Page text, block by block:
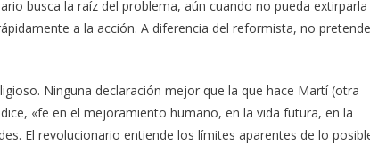
busca la raíz del problema, aún cuando no pueda extirparla
a la acción. A diferencia del reformista, no pretende
Ninguna declaración mejor que la que hace Martí (otra
«fe en el mejoramiento humano, en la vida futura, en la
El revolucionario entiende los límites aparentes de lo